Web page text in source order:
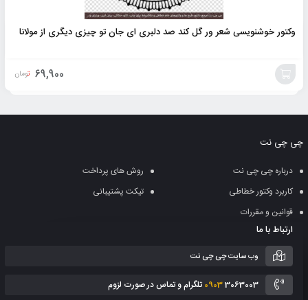
وکتور خوشنویسی شعر ور گل کند صد دلبری ای جان تو چیزی دیگری از مولانا
69,900 تومان
سبد
چی چی نت
درباره چی چی نت
روش های پرداخت
کاربرد وکتور خطاطی
تیکت پشتیبانی
قوانین و مقررات
ارتباط با ما
وب سایت چی چی نت
09033063003 تلگرام و تماس در صورت لزوم